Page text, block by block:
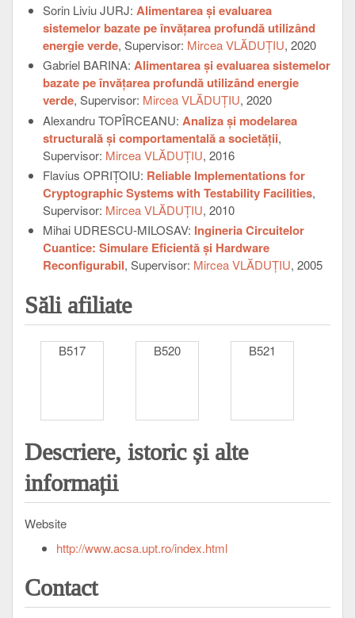
Sorin Liviu JURJ: Alimentarea și evaluarea
sistemelor bazate pe învățarea profundă utilizând
energie verde, Supervisor: Mircea VLĂDUŢIU, 2020
Gabriel BARINA: Alimentarea și evaluarea sistemelor
bazate pe învățarea profundă utilizând energie
verde, Supervisor: Mircea VLĂDUŢIU, 2020
Alexandru TOPÎRCEANU: Analiza şi modelarea
structurală şi comportamentală a societăţii,
Supervisor: Mircea VLĂDUŢIU, 2016
Flavius OPRIŢOIU: Reliable Implementations for
Cryptographic Systems with Testability Facilities,
Supervisor: Mircea VLĂDUŢIU, 2010
Mihai UDRESCU-MILOSAV: Ingineria Circuitelor
Cuantice: Simulare Eficientă și Hardware
Reconfigurabil, Supervisor: Mircea VLĂDUŢIU, 2005
Săli afiliate
B517 B520 B521
Descriere, istoric și alte
informații
Website
http://www.acsa.upt.ro/index.html
Contact